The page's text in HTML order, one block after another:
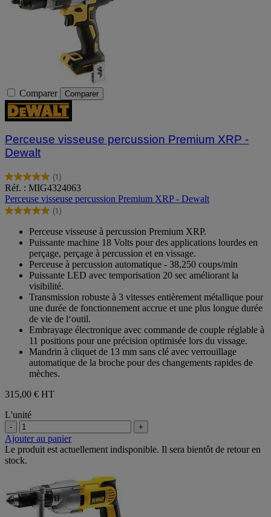
Comparer Comparer
Perceuse visseuse percussion Premium XRP -
Dewalt
(1)
5.0
sur
5
étoiles.
avis
Réf. : MIG4324063
Perceuse visseuse percussion Premium XRP - Dewalt
(1)
5.0
étoiles.
Perceuse visseuse à percussion Premium XRP.
Puissante machine 18 Volts pour des applications lourdes en
perçage, perçage à percussion et en vissage.
Perceuse à percussion automatique - 38,250 coups/min
Puissante LED avec temporisation 20 sec améliorant la
visibilité.
Transmission robuste à 3 vitesses entièrement métallique pour
une durée de fonctionnement accrue et une plus longue durée
de vie de l‘outil.
Embrayage électronique avec commande de couple réglable à
11 positions pour une précision optimisée lors du vissage.
Mandrin à cliquet de 13 mm sans clé avec verrouillage
automatique de la broche pour des changements rapides de
mèches.
315,00 € HT
L'unité
- +
Ajouter au panier
Le produit est actuellement indisponible. Il sera bientôt de retour en
stock.